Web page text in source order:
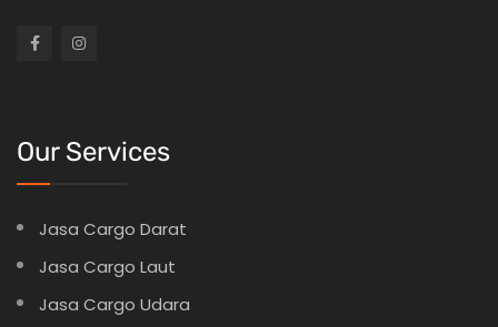
Our Services
Jasa Cargo Darat
Jasa Cargo Laut
Jasa Cargo Udara